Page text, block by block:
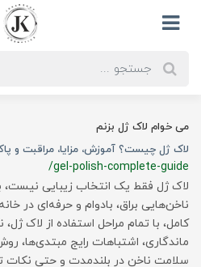
می خوام لاک ژل بزنم
لاک ژل چیست؟ آموزش، مزایا، مراقبت و
/gel-polish-complete-guide
لاک ژل فقط یک انتخاب زیبایی نیست،
ناخن‌هایی براق، بادوام و حرفه‌ای در
کامل، با تمام مراحل استفاده از لاک
ماندگاری، اشتباهات رایج مبتدی‌ها،
سلامت ناخن در بلندمدت و حتی